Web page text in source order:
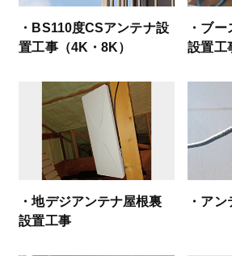
・BS110度CSアンテナ設
置工事（4K・8K）
・ブー
設置工
・地デジアンテナ屋根裏
設置工事
・ア